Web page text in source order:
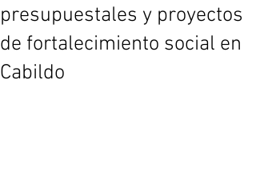
presupuestales y proyectos
de fortalecimiento social en
Cabildo